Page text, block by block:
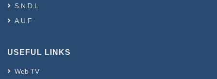
S.N.D.L
A.U.F
USEFUL LINKS
Web TV